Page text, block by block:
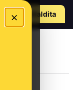
×
Hazte Maldito